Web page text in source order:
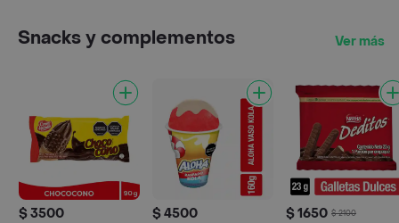
Snacks y complementos Ver más
$ 3500 $ 4500 $ 1650 $ 2100